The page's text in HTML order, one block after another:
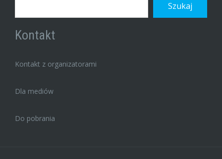
Szukaj
Kontakt
Kontakt z organizatorami
Dla mediów
Do pobrania